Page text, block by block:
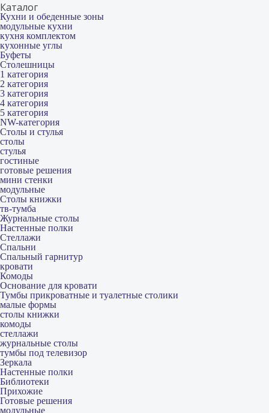
Каталог
Кухни и обеденные зоны
модульные кухни
кухня комплектом
кухонные углы
Буфеты
Столешницы
1 категория
2 категория
3 категория
4 категория
5 категория
NW-категория
Столы и стулья
столы
стулья
гостиные
готовые решения
мини стенки
модульные
Столы книжки
тв-тумба
Журнальные столы
Настенные полки
Стеллажи
Спальни
Спальный гарнитур
кровати
Комоды
Основание для кровати
Тумбы прикроватные и туалетные столики
малые формы
столы книжки
комоды
стеллажи
журнальные столы
тумбы под телевизор
Зеркала
Настенные полки
Библиотеки
Прихожие
Готовые решения
модульные